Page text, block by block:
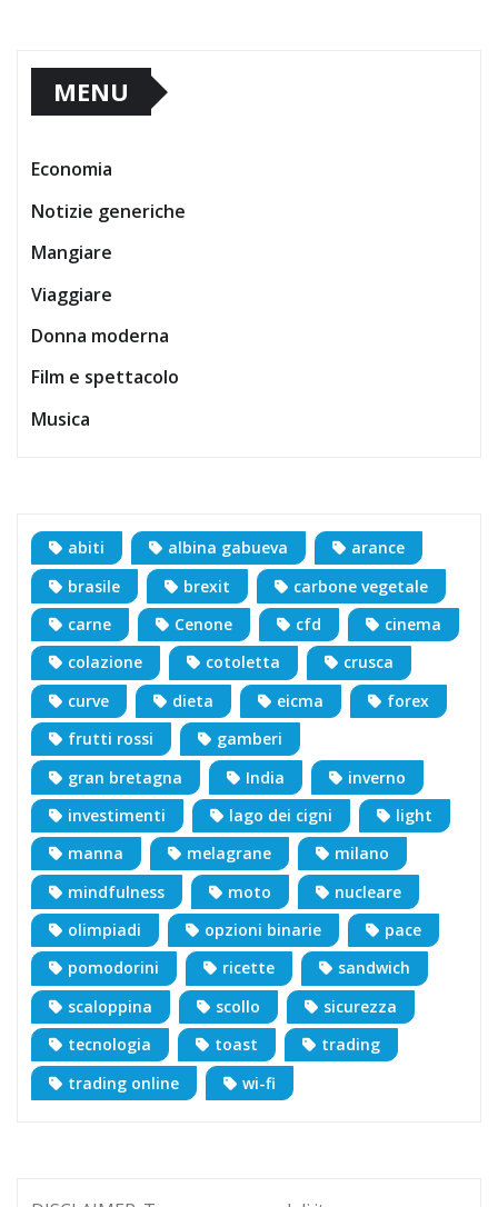
MENU
Economia
Notizie generiche
Mangiare
Viaggiare
Donna moderna
Film e spettacolo
Musica
abiti albina gabueva
arance
brasile
brexit
carbone vegetale
carne
Cenone cfd
cinema
colazione
cotoletta
crusca
curve
dieta eicma
forex
frutti rossi
gamberi
gran bretagna
India
inverno
investimenti
lago dei cigni
light
manna
melagrane
milano
mindfulness
moto
nucleare
olimpiadi
opzioni binarie
pace
pomodorini
ricette
sandwich
scaloppina
scollo
sicurezza
tecnologia
toast
trading
trading online
wi-fi